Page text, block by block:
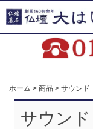
ホーム > 商品 > サウン
サウン